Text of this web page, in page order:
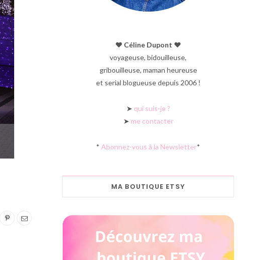
♥︎ Céline Dupont ♥︎
voyageuse, bidouilleuse,
gribouilleuse, maman heureuse
et serial blogueuse depuis 2006 !
➤ qui suis-je ?
➤ me contacter
* Abonnez-vous à la Newsletter*
MA BOUTIQUE ETSY